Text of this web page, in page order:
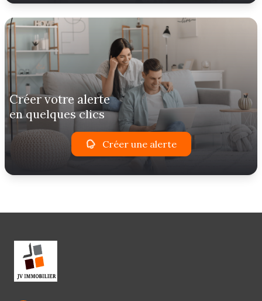
créer votre alerte
en quelques clics
Créer une alerte